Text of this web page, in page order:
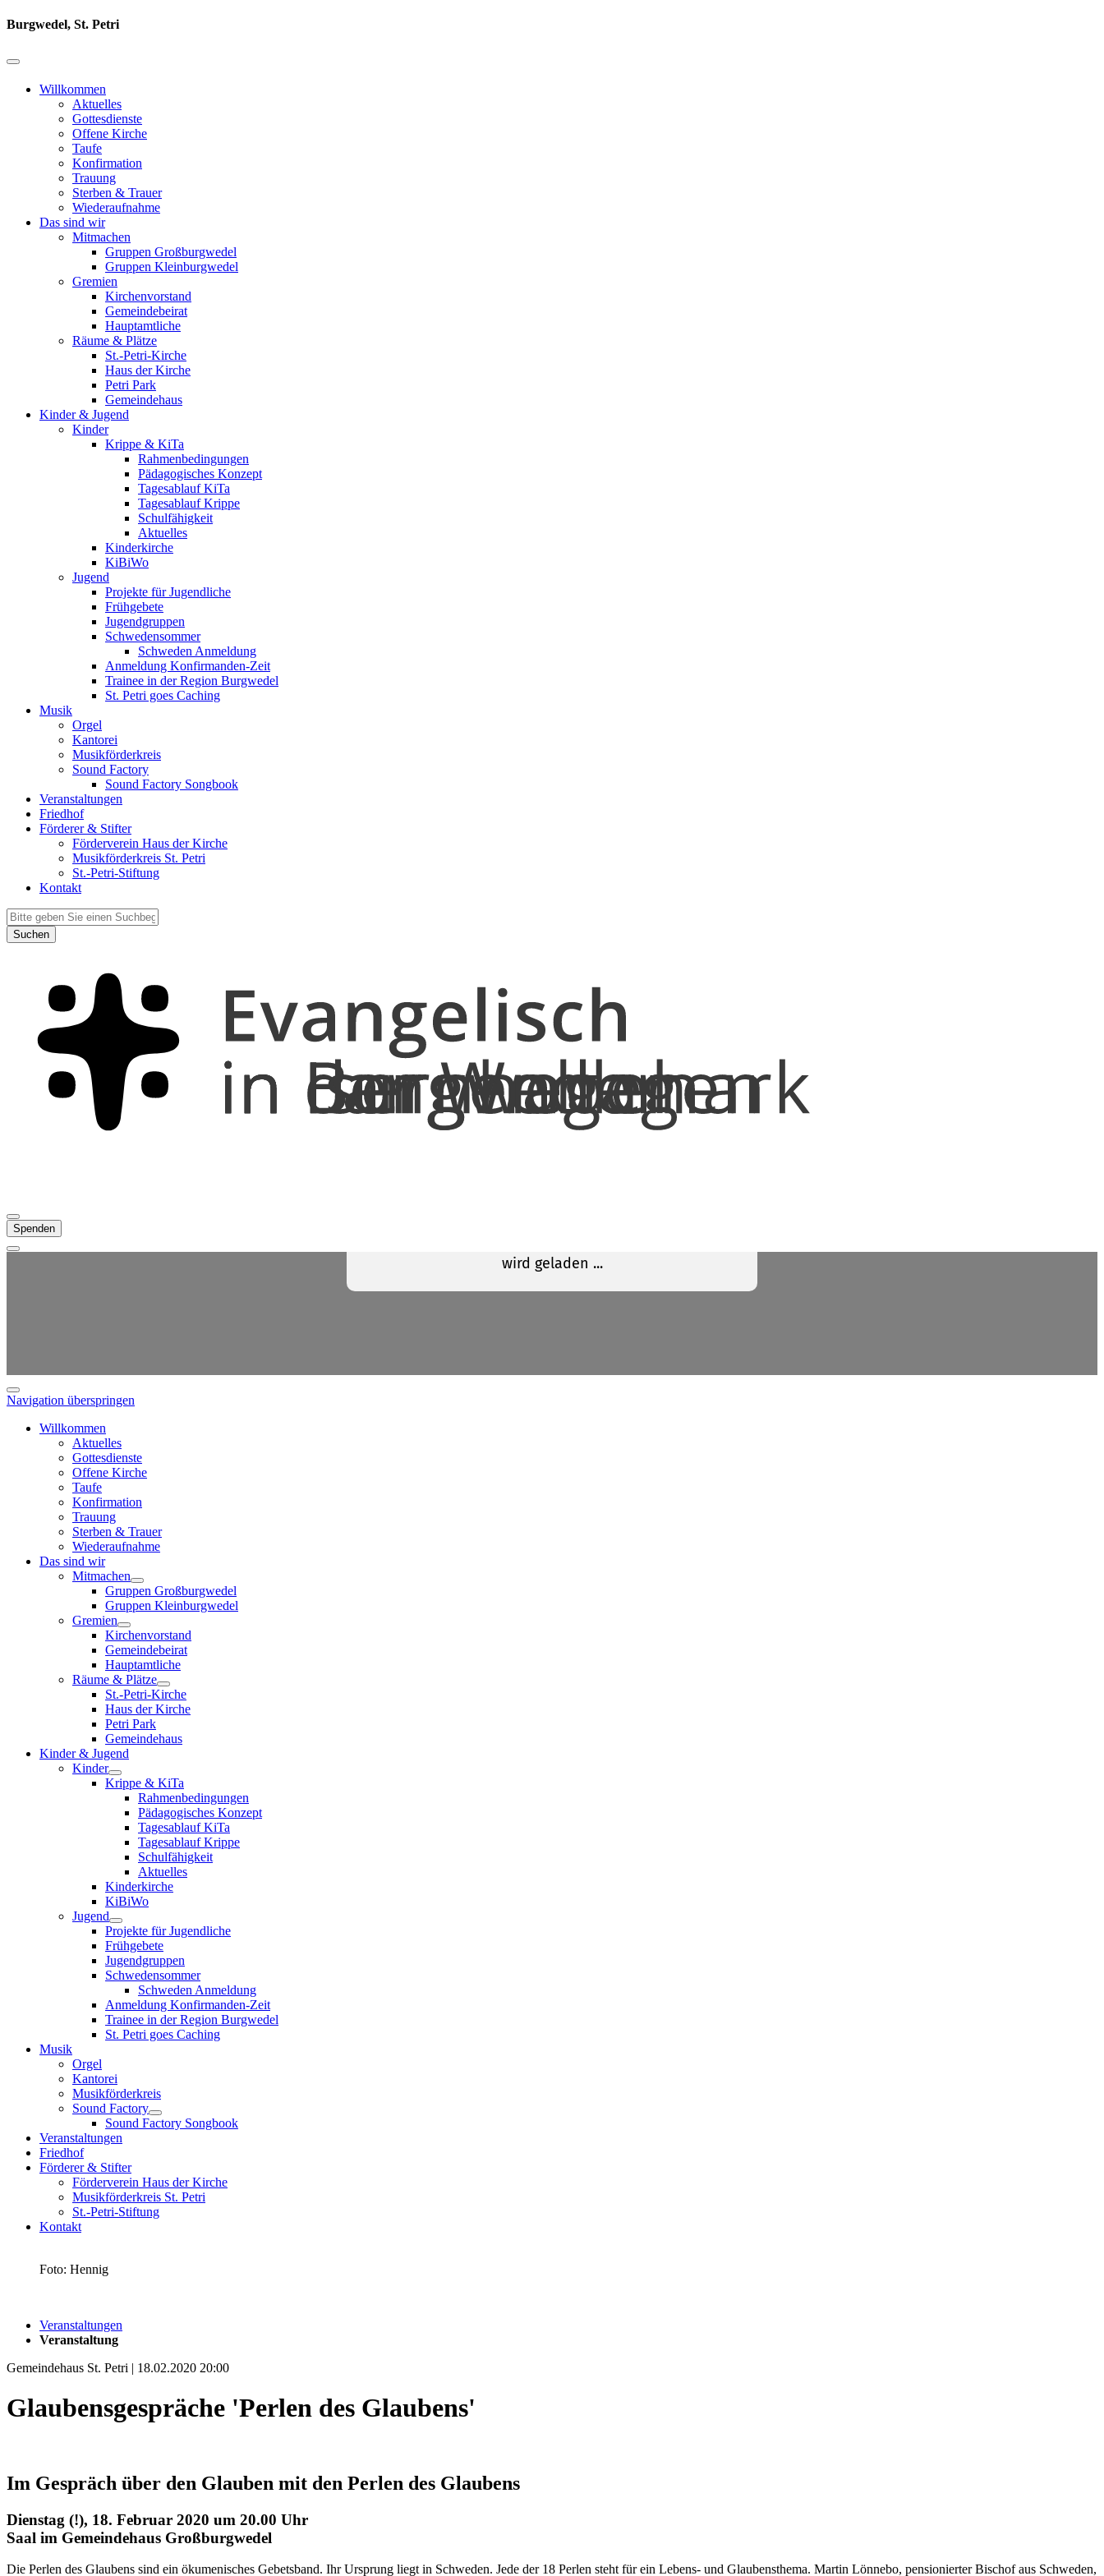
Burgwedel, St. Petri
Willkommen
Aktuelles
Gottesdienste
Offene Kirche
Taufe
Konfirmation
Trauung
Sterben & Trauer
Wiederaufnahme
Das sind wir
Mitmachen
Gruppen Großburgwedel
Gruppen Kleinburgwedel
Gremien
Kirchenvorstand
Gemeindebeirat
Hauptamtliche
Räume & Plätze
St.-Petri-Kirche
Haus der Kirche
Petri Park
Gemeindehaus
Kinder & Jugend
Kinder
Krippe & KiTa
Rahmenbedingungen
Pädagogisches Konzept
Tagesablauf KiTa
Tagesablauf Krippe
Schulfähigkeit
Aktuelles
Kinderkirche
KiBiWo
Jugend
Projekte für Jugendliche
Frühgebete
Jugendgruppen
Schwedensommer
Schweden Anmeldung
Anmeldung Konfirmanden-Zeit
Trainee in der Region Burgwedel
St. Petri goes Caching
Musik
Orgel
Kantorei
Musikförderkreis
Sound Factory
Sound Factory Songbook
Veranstaltungen
Friedhof
Förderer & Stifter
Förderverein Haus der Kirche
Musikförderkreis St. Petri
St.-Petri-Stiftung
Kontakt
Suchen
Spenden
Navigation überspringen
Willkommen
Aktuelles
Gottesdienste
Offene Kirche
Taufe
Konfirmation
Trauung
Sterben & Trauer
Wiederaufnahme
Das sind wir
Mitmachen
Gruppen Großburgwedel
Gruppen Kleinburgwedel
Gremien
Kirchenvorstand
Gemeindebeirat
Hauptamtliche
Räume & Plätze
St.-Petri-Kirche
Haus der Kirche
Petri Park
Gemeindehaus
Kinder & Jugend
Kinder
Krippe & KiTa
Rahmenbedingungen
Pädagogisches Konzept
Tagesablauf KiTa
Tagesablauf Krippe
Schulfähigkeit
Aktuelles
Kinderkirche
KiBiWo
Jugend
Projekte für Jugendliche
Frühgebete
Jugendgruppen
Schwedensommer
Schweden Anmeldung
Anmeldung Konfirmanden-Zeit
Trainee in der Region Burgwedel
St. Petri goes Caching
Musik
Orgel
Kantorei
Musikförderkreis
Sound Factory
Sound Factory Songbook
Veranstaltungen
Friedhof
Förderer & Stifter
Förderverein Haus der Kirche
Musikförderkreis St. Petri
St.-Petri-Stiftung
Kontakt
Foto: Hennig
Veranstaltungen
Veranstaltung
Gemeindehaus St. Petri | 18.02.2020 20:00
Glaubensgespräche 'Perlen des Glaubens'
Im Gespräch über den Glauben mit den Perlen des Glaubens
Dienstag (!), 18. Februar 2020 um 20.00 Uhr
Saal im Gemeindehaus Großburgwedel
Die Perlen des Glaubens sind ein ökumenisches Gebetsband. Ihr Ursprung liegt in Schweden. Jede der 18 Perlen steht für ein Lebens- und Glaubensthema. Martin Lönnebo, pensionierter Bischof aus Schweden,